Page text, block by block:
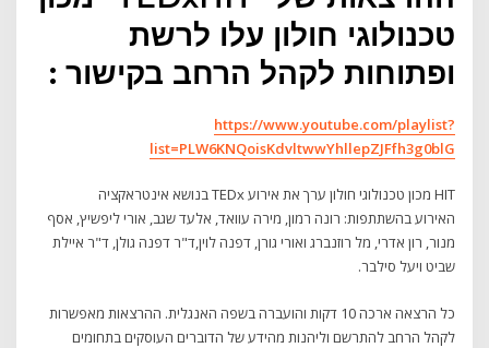
טכנולוגי חולון עלו לרשת
ופתוחות לקהל הרחב בקישור :
https://www.youtube.com/playlist?
list=PLW6KNQoisKdvltwwYhllepZJFfh3g0blG
HIT מכון טכנולוגי חולון ערך את אירוע TEDx בנושא אינטראקציה
האירוע בהשתתפות: רונה רמון, מירה עוואד, אלעד שגב, אורי ליפשיץ, אסף
מנור, רון אדרי, מל רוזנברג ואורי גורן, דפנה לוין,ד"ר דפנה גולן, ד"ר איילת
שביט ויעל סילבר.
כל הרצאה ארכה 10 דקות והועברה בשפה האנגלית. ההרצאות מאפשרות
לקהל הרחב להתרשם וליהנות מהידע של הדוברים העוסקים בתחומים